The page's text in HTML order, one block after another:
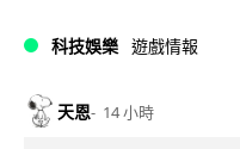
科技娛樂 遊戲情報
天恩 14 小時